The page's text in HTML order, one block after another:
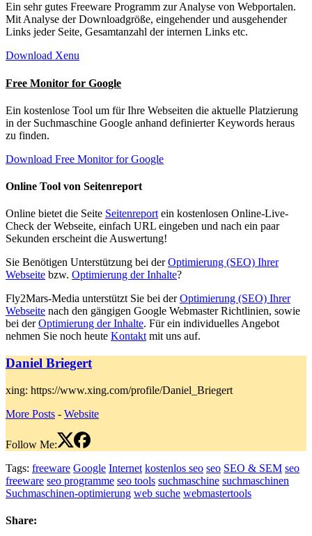
Ein sehr gutes Freeware Programm zur Analyse von Webportalen.
Mit Analyse der Downloadgröße, eingehender und ausgehender
Links jeder Seite, Gesamtanzahl der internen Links etc.
Download Xenu
Free Monitor for Google
Ein kostenlose Tool um für Ihre Webseiten die aktuelle Platzierung
in der Suchmaschine Google anhand definierter Keywords heraus
zu finden.
Download Free Monitor for Google
Online Tool von Seitenreport
Online bietet die Seite Seitenreport ein kostenlosen Online-Live-
Check der Webseite, einfach URL eingeben und nach ein paar
Sekunden erscheint die Auswertung!
Sie Benötigen Unterstützung bei derOptimierung (SEO) Ihrer
Webseite bzw. Optimierung der Inhalte?
Fly2Mars-Media unterstützt Sie bei derOptimierung (SEO) Ihrer
Webseite nach den gängigen Google Webmaster Richtlinien, sowie
bei derOptimierung der Inhalte. Für ein individuelles Angebot
nehmen Sie noch heute Kontakt mit uns auf.
Daniel Briegert
xing: https://www.xing.com/profile/Daniel_Briegert
More Posts - Website
Follow Me:
Tags: freeware Google Internet kostenlos seo seo SEO & SEM seo
freeware seo programme seo tools suchmaschine suchmaschinen
Suchmaschinen-optimierung web suche webmastertools
Share: